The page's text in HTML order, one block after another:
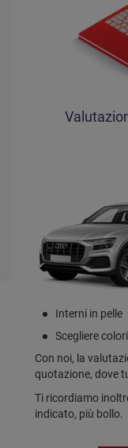
Interni in pelle
Scegliere
Con noi, la
quotazione, dove
Ti ricordiamo
indicato, più bollo.